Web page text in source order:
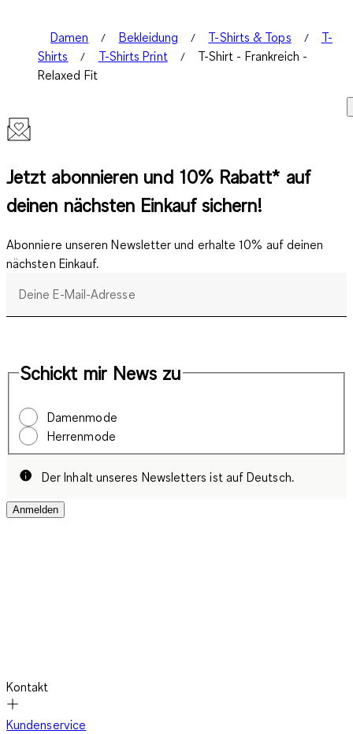
Damen Bekleidung T-Shirts & Tops
T-
Shirts
T-Shirts Print
T-Shirt - Frankreich -
Relaxed Fit
Jetzt abonnieren und 10% Rabatt* auf
deinen nächsten Einkauf sichern!
Abonniere unseren Newsletter und erhalte 10% auf deinen
nächsten Einkauf.
Deine E-Mail-Adresse
Schickt mir News zu
Damenmode
Herrenmode
Der Inhalt unseres Newsletters ist auf Deutsch.
Anmelden
Kontakt
Kundenservice